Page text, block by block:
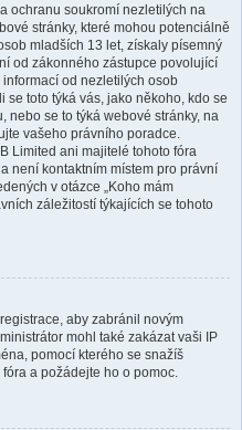
ochranu soukromí nezletilých na
stránky, které mohou potenciálně
mladších 13 let, získaly písemný
od zákonného zástupce povolující
od nezletilých osob
toto týká vás, jako někoho, kdo se
nebo se to týká webové stránky, na
vašeho právního poradce.
Limited ani majitelé tohoto fóra
není kontaktním místem pro právní
v otázce „Koho mám
záležitostí týkajících se tohoto
aby zabránil novým
mohl také zakázat vaši IP
pomocí kterého se snažíš
a požádejte ho o pomoc.